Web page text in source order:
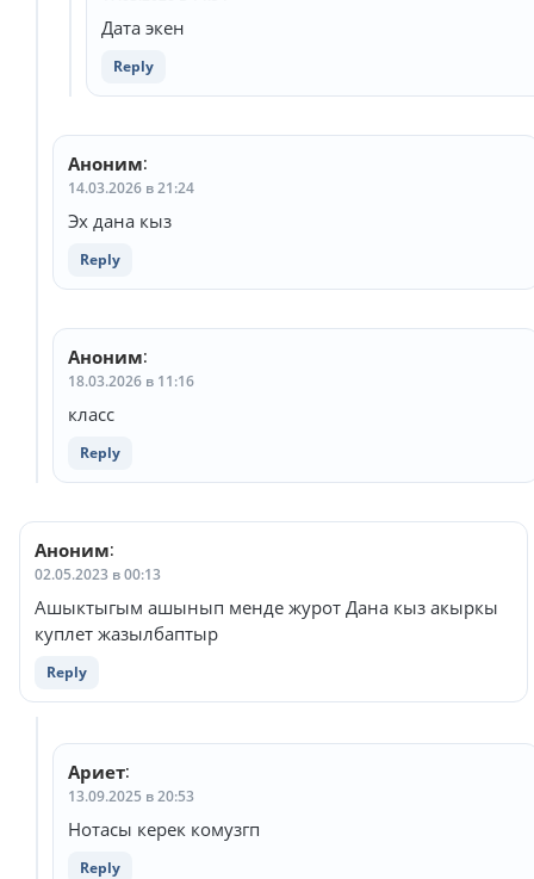
Дата экен
Reply
Аноним:
14.03.2026 в 21:24
Эх дана кыз
Reply
Аноним:
18.03.2026 в 11:16
класс
Reply
Аноним:
02.05.2023 в 00:13
Ашыктыгым ашынып менде журот Дана кыз акыркы
куплет жазылбаптыр
Reply
Ариет:
13.09.2025 в 20:53
Нотасы керек комузгп
Reply